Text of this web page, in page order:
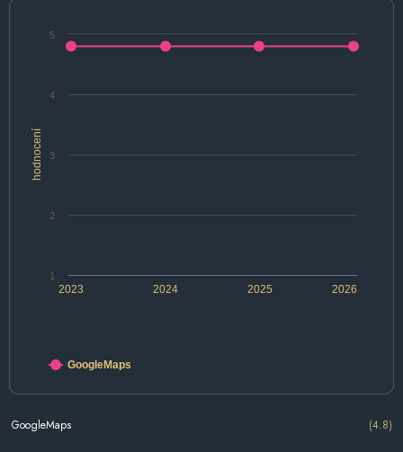
hodnocení
2024 2026
2023 2025
1
2
3
4
5
GoogleMaps
GoogleMaps (4.8)